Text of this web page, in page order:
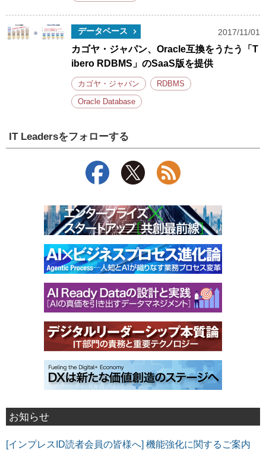
データベース 2017/11/01
カゴヤ・ジャパン、Oracle互換をうたう「T
ibero RDBMS」のSaaS版を提供
カゴヤ・ジャパン RDBMS
Oracle Database
IT Leadersをフォローする
お知らせ
[インプレスID読者会員の皆様へ] 機能強化に関するご案内